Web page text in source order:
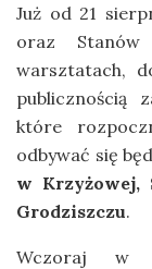
Już od 21
oraz Stanów
warsztatach,
publicznością
które
odbywać się
w Krzyżowej,
Grodziszczu.
Wczoraj
w